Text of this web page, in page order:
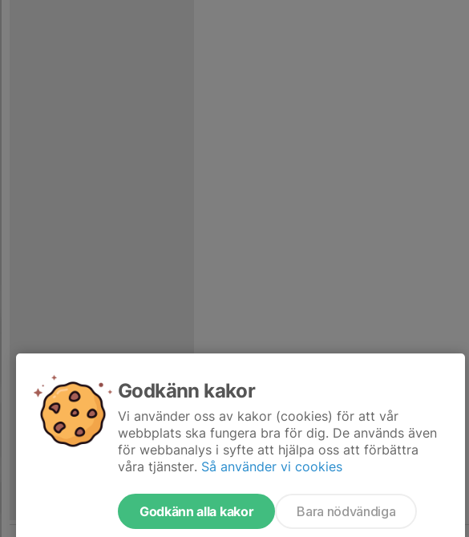
Godkänn kakor
Vi använder oss av kakor (cookies) för att vår
webbplats ska fungera bra för dig. De används även
för webbanalys i syfte att hjälpa oss att förbättra
våra tjänster. Så använder vi cookies
Godkänn alla kakor Bara nödvändiga